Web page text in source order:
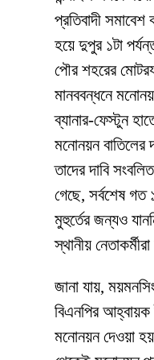
প্রতিবাদী
হয়ে দুপুর ১টা
পৌর শহরের
মানববন্ধনে
ব্যানার-ফেস্টুন
মনোনয়ন বাতিলের
তাদের দাবি
গেছে, সর্বশেষ
মুহুর্তের জন্যও
স্থানীয়
জানা যায়,
বিএনপির আহ্বায়ক
মনোনয়ন দেওয়া